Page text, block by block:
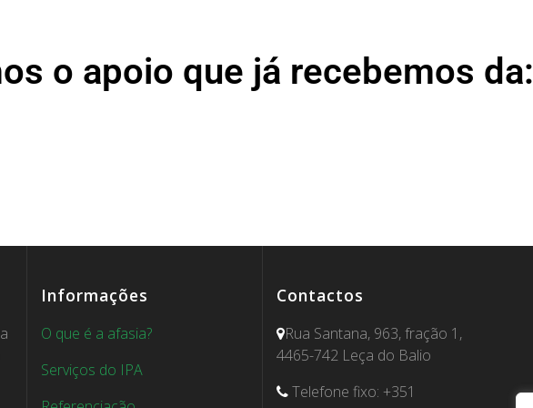
o apoio que já recebemos da:
Informações
O que é a afasia?
Serviços do IPA
Contactos
Rua Santana, 963, fração 1,
4465-742 Leça do Balio
Telefone fixo: +351